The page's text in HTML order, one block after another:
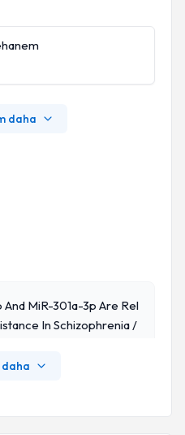
daha
MiR-301a-3p Are Rel
In Schizophrenia /
daha